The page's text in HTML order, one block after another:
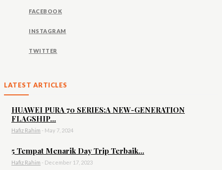
FACEBOOK
INSTAGRAM
TWITTER
LATEST ARTICLES
HUAWEI PURA 70 SERIES:A NEW-GENERATION
FLAGSHIP...
Hafiz Rahim - May 7, 2024
5 Tempat Menarik Day Trip Terbaik...
Hafiz Rahim - December 17, 2023